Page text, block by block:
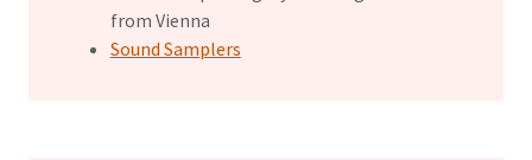
from Vienna
Sound Samplers